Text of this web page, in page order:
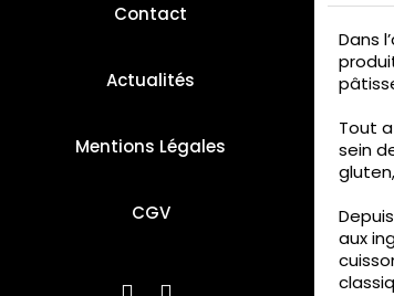
Contact
Actualités
Mentions Légales
CGV
Dans
Tout
sein
aux